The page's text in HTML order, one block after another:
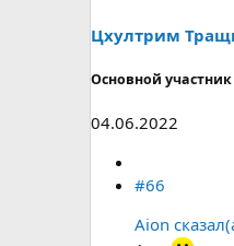
Цхултрим
Основной участник
04.06.2022
#66
Aion